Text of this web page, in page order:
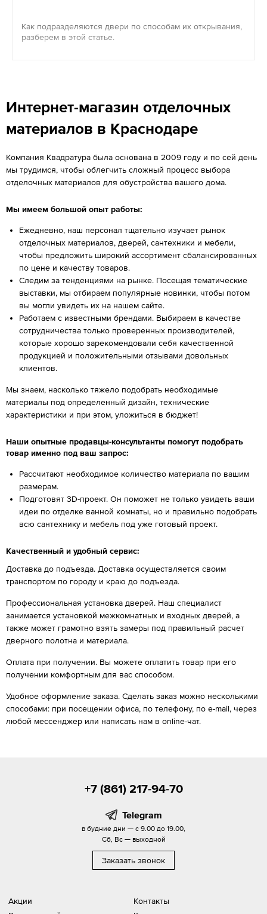
Как подразделяются двери по способам их открывания,
разберем в этой статье.
Интернет-магазин отделочных
материалов в Краснодаре
Компания Квадратура была основана в 2009 году и по сей день
мы трудимся, чтобы облегчить сложный процесс выбора
отделочных материалов для обустройства вашего дома.
Мы имеем большой опыт работы:
Ежедневно, наш персонал тщательно изучает рынок
отделочных материалов, дверей, сантехники и мебели,
чтобы предложить широкий ассортимент сбалансированных
по цене и качеству товаров.
Следим за тенденциями на рынке. Посещая тематические
выставки, мы отбираем популярные новинки, чтобы потом
вы могли увидеть их на нашем сайте.
Работаем с известными брендами. Выбираем в качестве
сотрудничества только проверенных производителей,
которые хорошо зарекомендовали себя качественной
продукцией и положительными отзывами довольных
клиентов.
Мы знаем, насколько тяжело подобрать необходимые
материалы под определенный дизайн, технические
характеристики и при этом, уложиться в бюджет!
Наши опытные продавцы-консультанты помогут подобрать
товар именно под ваш запрос:
Рассчитают необходимое количество материала по вашим
размерам.
Подготовят 3D-проект. Он поможет не только увидеть ваши
идеи по отделке ванной комнаты, но и правильно подобрать
всю сантехнику и мебель под уже готовый проект.
Качественный и удобный сервис:
Доставка до подъезда. Доставка осуществляется своим
транспортом по городу и краю до подъезда.
Профессиональная установка дверей. Наш специалист
занимается установкой межкомнатных и входных дверей, а
также может грамотно взять замеры под правильный расчет
дверного полотна и материала.
Оплата при получении. Вы можете оплатить товар при его
получении комфортным для вас способом.
Удобное оформление заказа. Сделать заказ можно несколькими
способами: при посещении офиса, по телефону, по e-mail, через
любой мессенджер или написать нам в online-чат.
Акции
Контакты
+7 (861) 217-94-70
Telegram
в будние дни — с 9.00 до 19.00,
Сб, Вс — выходной
Заказать звонок